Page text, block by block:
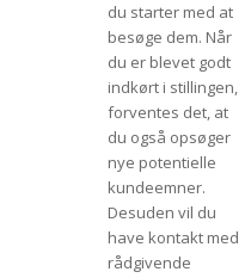
du starter med at
besøge dem. Når
du er blevet godt
indkørt i stillingen,
forventes det, at
du også opsøger
nye potentielle
kundeemner.
Desuden vil du
have kontakt med
rådgivende